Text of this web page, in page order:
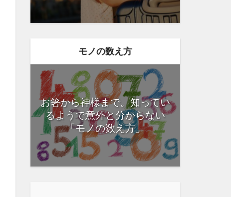
モノの数え方
お箸から神様まで。知ってい
るようで意外と分からない
「モノの数え方」